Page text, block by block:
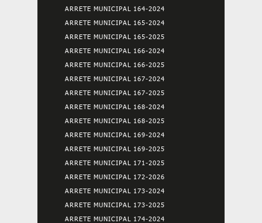
ARRETE MUNICIPAL 164-2024
ARRETE MUNICIPAL 165-2024
ARRETE MUNICIPAL 165-2025
ARRETE MUNICIPAL 166-2024
ARRETE MUNICIPAL 166-2025
ARRETE MUNICIPAL 167-2024
ARRETE MUNICIPAL 167-2025
ARRETE MUNICIPAL 168-2024
ARRETE MUNICIPAL 168-2025
ARRETE MUNICIPAL 169-2024
ARRETE MUNICIPAL 169-2025
ARRETE MUNICIPAL 171-2025
ARRETE MUNICIPAL 172-2026
ARRETE MUNICIPAL 173-2024
ARRETE MUNICIPAL 173-2025
ARRETE MUNICIPAL 174-2024